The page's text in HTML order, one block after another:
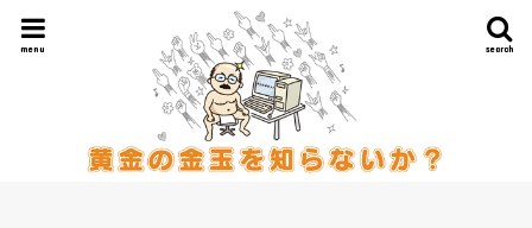
search
menu